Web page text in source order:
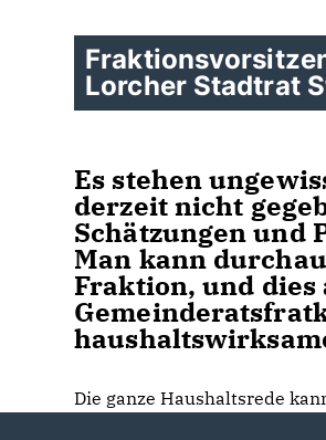
Lorcher Stadtrat
Es stehen
derzeit nicht
Schätzungen und
Man kann
Fraktion, und
Die ganze Haushaltsrede